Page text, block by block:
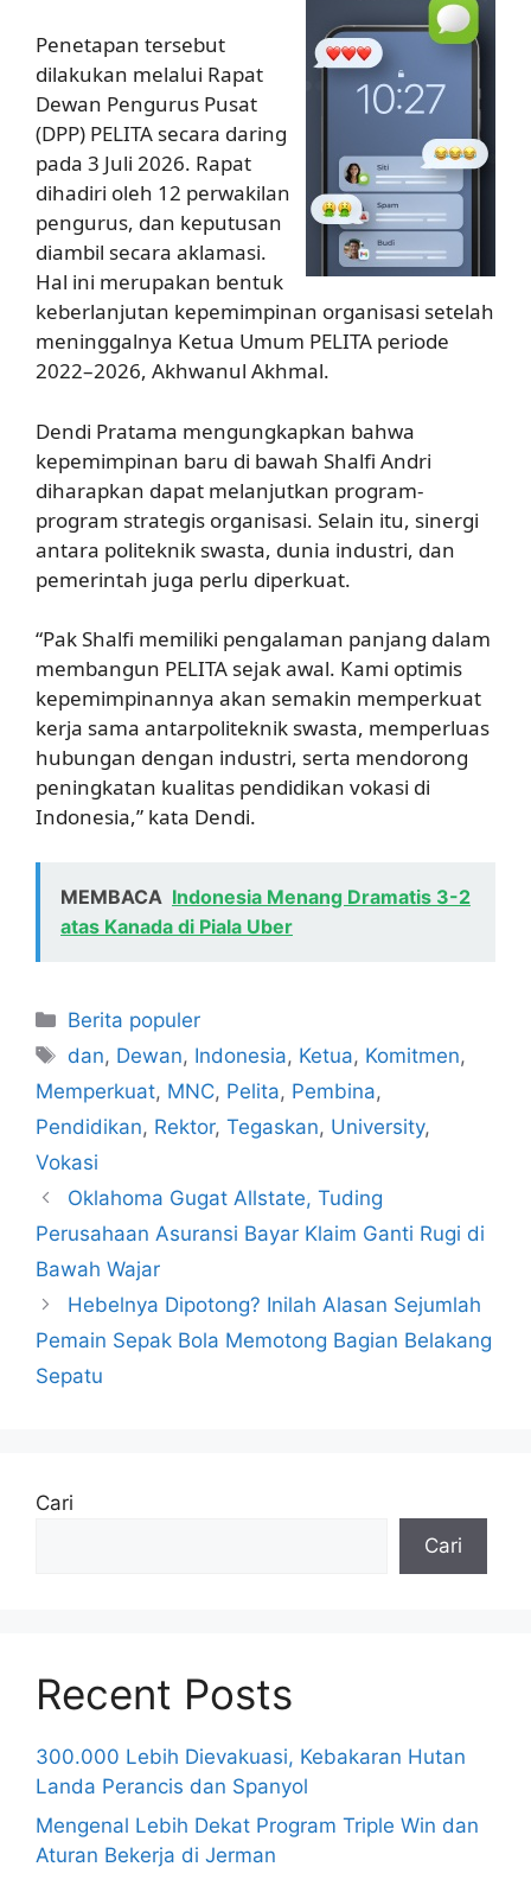
Penetapan tersebut
dilakukan melalui Rapat
Dewan Pengurus Pusat
(DPP) PELITA secara daring
pada 3 Juli 2026. Rapat
dihadiri oleh 12 perwakilan
pengurus, dan keputusan
diambil secara aklamasi.
Hal ini merupakan bentuk
keberlanjutan kepemimpinan organisasi setelah
meninggalnya Ketua Umum PELITA periode
2022–2026, Akhwanul Akhmal.
Dendi Pratama mengungkapkan bahwa
kepemimpinan baru di bawah Shalfi Andri
diharapkan dapat melanjutkan program-
program strategis organisasi. Selain itu, sinergi
antara politeknik swasta, dunia industri, dan
pemerintah juga perlu diperkuat.
“Pak Shalfi memiliki pengalaman panjang dalam
membangun PELITA sejak awal. Kami optimis
kepemimpinannya akan semakin memperkuat
kerja sama antarpoliteknik swasta, memperluas
hubungan dengan industri, serta mendorong
peningkatan kualitas pendidikan vokasi di
Indonesia,” kata Dendi.
MEMBACA Indonesia Menang Dramatis 3-2
atas Kanada di Piala Uber
Kategori
Berita populer
Tag
dan, Dewan, Indonesia, Ketua, Komitmen,
Memperkuat, MNC, Pelita, Pembina,
Pendidikan, Rektor, Tegaskan, University,
Vokasi
Oklahoma Gugat Allstate, Tuding
Perusahaan Asuransi Bayar Klaim Ganti Rugi di
Bawah Wajar
Hebelnya Dipotong? Inilah Alasan Sejumlah
Pemain Sepak Bola Memotong Bagian Belakang
Sepatu
Cari
Cari
Recent Posts
300.000 Lebih Dievakuasi, Kebakaran Hutan
Landa Perancis dan Spanyol
Mengenal Lebih Dekat Program Triple Win dan
Aturan Bekerja di Jerman